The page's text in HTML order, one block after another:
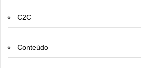
C2C
Conteúdo